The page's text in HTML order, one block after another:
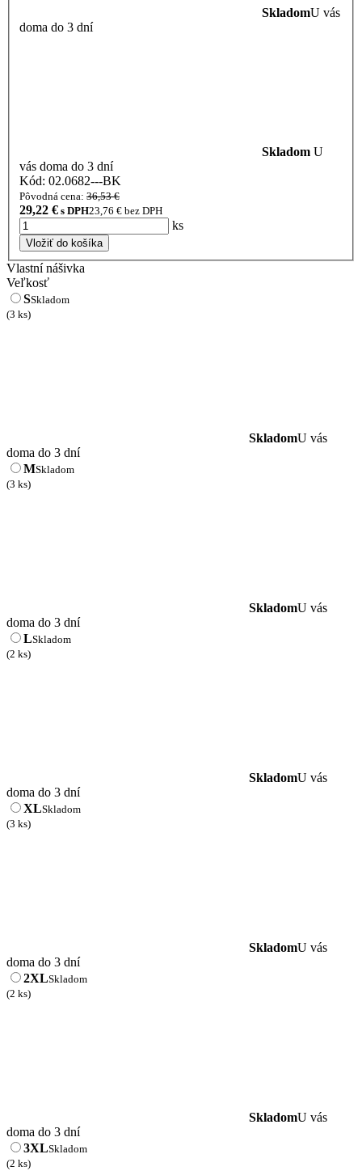
SkladomU vás
doma do 3 dní
Skladom U
vás doma do 3 dní
Kód: 02.0682---BK
Pôvodná cena: 36,53 €
29,22 € s DPH23,76 € bez DPH
ks
Vložiť do košíka
Vlastní nášivka
Veľkosť
SSkladom
(3 ks)
SkladomU vás
doma do 3 dní
MSkladom
(3 ks)
SkladomU vás
doma do 3 dní
LSkladom
(2 ks)
SkladomU vás
doma do 3 dní
XLSkladom
(3 ks)
SkladomU vás
doma do 3 dní
2XLSkladom
(2 ks)
SkladomU vás
doma do 3 dní
3XLSkladom
(2 ks)